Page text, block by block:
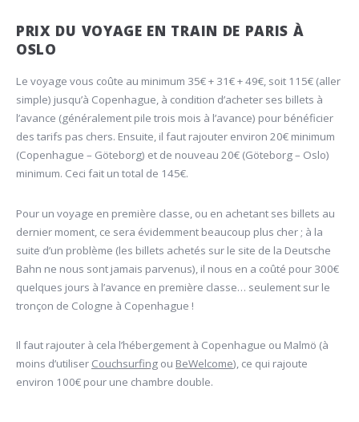
PRIX DU VOYAGE EN TRAIN DE PARIS À
OSLO
Le voyage vous coûte au minimum 35€ + 31€ + 49€, soit 115€ (aller
simple) jusqu’à Copenhague, à condition d’acheter ses billets à
l’avance (généralement pile trois mois à l’avance) pour bénéficier
des tarifs pas chers. Ensuite, il faut rajouter environ 20€ minimum
(Copenhague – Göteborg) et de nouveau 20€ (Göteborg – Oslo)
minimum. Ceci fait un total de 145€.
Pour un voyage en première classe, ou en achetant ses billets au
dernier moment, ce sera évidemment beaucoup plus cher ; à la
suite d’un problème (les billets achetés sur le site de la Deutsche
Bahn ne nous sont jamais parvenus), il nous en a coûté pour 300€
quelques jours à l’avance en première classe… seulement sur le
tronçon de Cologne à Copenhague !
Il faut rajouter à cela l’hébergement à Copenhague ou Malmö (à
moins d’utiliser Couchsurfing ou BeWelcome), ce qui rajoute
environ 100€ pour une chambre double.